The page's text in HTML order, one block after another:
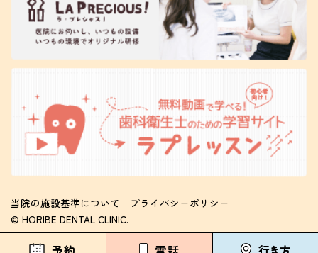
当院の施設基準について
プライバシーポリシー
© HORIBE DENTAL CLINIC.